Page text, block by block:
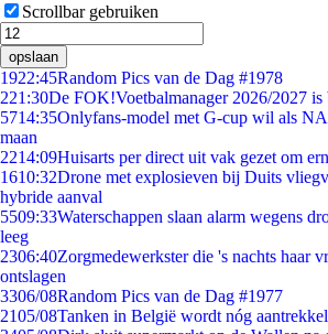
Scrollbar gebruiken
opslaan
1922:45Random Pics van de Dag #1978
221:30De FOK!Voetbalmanager 2026/2027 is
5714:35Onlyfans-model met G-cup wil als
maan
2214:09Huisarts per direct uit vak gezet om
1610:32Drone met explosieven bij Duits
hybride aanval
5509:33Waterschappen slaan alarm wegens
leeg
2306:40Zorgmedewerkster die 's nachts haar
ontslagen
3306/08Random Pics van de Dag #1977
2105/08Tanken in België wordt nóg